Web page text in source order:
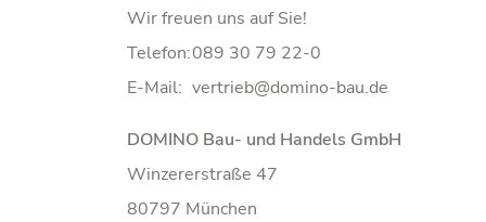
Wir freuen uns auf Sie!
Telefon:089 30 79 22-0
E-Mail:
DOMINO Bau- und Handels GmbH
Winzererstraße 47
80797 München